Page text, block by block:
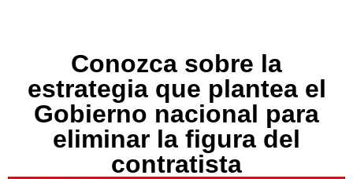
Conozca sobre la
estrategia que plantea el
Gobierno nacional para
eliminar la figura del
contratista